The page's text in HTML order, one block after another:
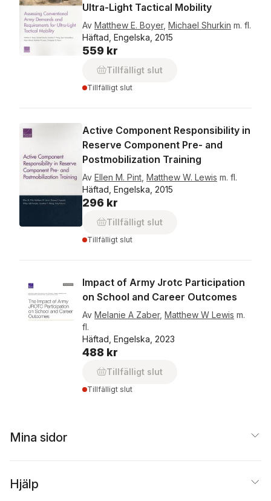
Ultra-Light Tactical Mobility
Av Matthew E. Boyer, Michael Shurkin m. fl.
Häftad, Engelska, 2015
559 kr
Tillfälligt slut
Tillfälligt slut
Active Component Responsibility in
Reserve Component Pre- and
Postmobilization Training
Av Ellen M. Pint Matthew W. Lewis m. fl.
Häftad, Engelska, 2015
296 kr
Tillfälligt slut
Tillfälligt slut
Impact of Army Jrotc Participation
on School and Career Outcomes
Av Melanie A Zaber, Matthew W Lewis m.
fl.
Häftad, Engelska, 2023
488 kr
Tillfälligt slut
Tillfälligt slut
Mina sidor
Hjälp